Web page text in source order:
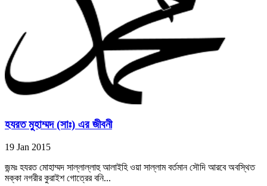
হযরত মুহাম্মদ (সাঃ) এর জীবনী
19 Jan 2015
জন্মঃ হযরত মোহাম্মদ সাল্লাল্লাহু আলাইহি ওয়া সাল্লাম বর্তমান সৌদি আরবে অবস্থিত
মক্কা নগরীর কুরাইশ গোত্রের বনি...